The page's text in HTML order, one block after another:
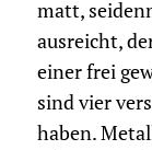
matt,
ausreicht,
einer frei
sind vier
haben.